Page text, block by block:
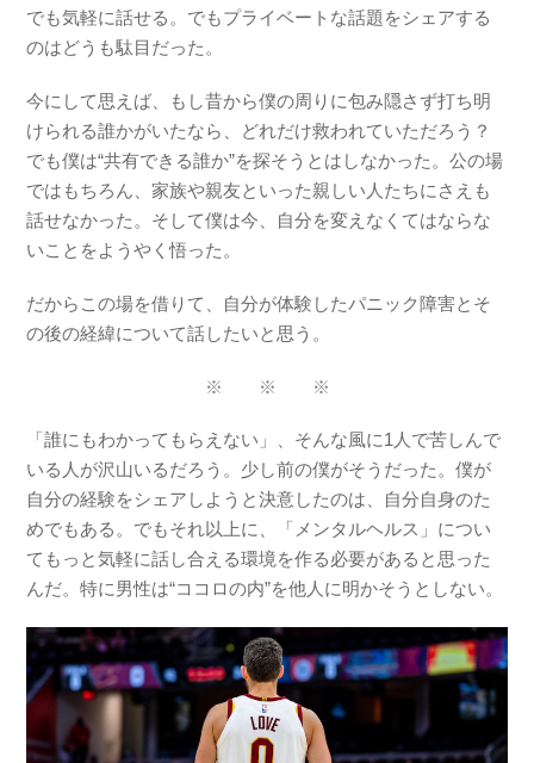
でも気軽に話せる。でもプライベートな話題をシェアする
のはどうも駄目だった。
今にして思えば、もし昔から僕の周りに包み隠さず打ち明
けられる誰かがいたなら、どれだけ救われていただろう？
でも僕は“共有できる誰か”を探そうとはしなかった。公の場
ではもちろん、家族や親友といった親しい人たちにさえも
話せなかった。そして僕は今、自分を変えなくてはならな
いことをようやく悟った。
だからこの場を借りて、自分が体験したパニック障害とそ
の後の経緯について話したいと思う。
※ ※ ※
「誰にもわかってもらえない」、そんな風に1人で苦しんで
いる人が沢山いるだろう。少し前の僕がそうだった。僕が
自分の経験をシェアしようと決意したのは、自分自身のた
めでもある。でもそれ以上に、「メンタルヘルス」につい
てもっと気軽に話し合える環境を作る必要があると思った
んだ。特に男性は“ココロの内”を他人に明かそうとしない。